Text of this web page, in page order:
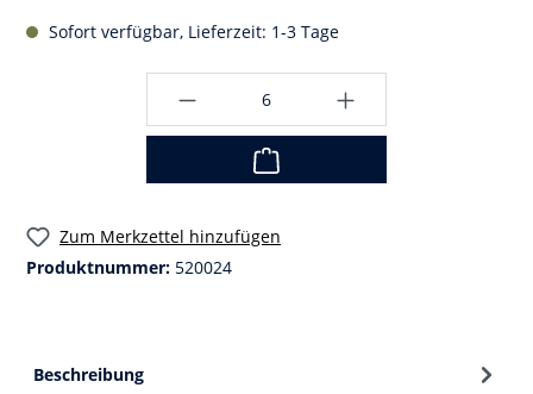
Sofort verfügbar, Lieferzeit: 1-3 Tage
Zum Merkzettel hinzufügen
Produktnummer: 520024
Beschreibung